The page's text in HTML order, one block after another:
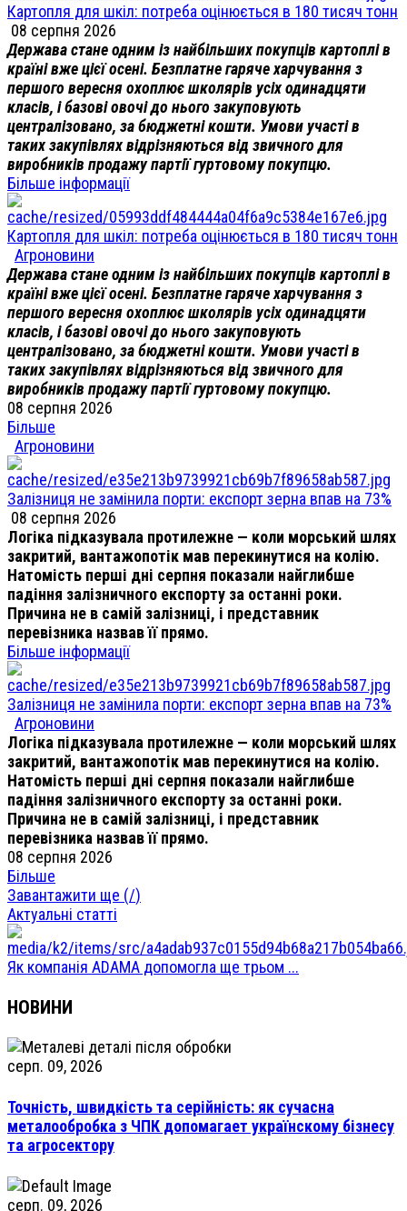
Картопля для шкіл: потреба оцінюється в 180 тисяч тонн
08 серпня 2026
Держава стане одним із найбільших покупців картоплі в
країні вже цієї осені. Безплатне гаряче харчування з
першого вересня охоплює школярів усіх одинадцяти
класів, і базові овочі до нього закуповують
централізовано, за бюджетні кошти. Умови участі в
таких закупівлях відрізняються від звичного для
виробників продажу партії гуртовому покупцю.
Більше інформації
Картопля для шкіл: потреба оцінюється в 180 тисяч тонн
Агроновини
Держава стане одним із найбільших покупців картоплі в
країні вже цієї осені. Безплатне гаряче харчування з
першого вересня охоплює школярів усіх одинадцяти
класів, і базові овочі до нього закуповують
централізовано, за бюджетні кошти. Умови участі в
таких закупівлях відрізняються від звичного для
виробників продажу партії гуртовому покупцю.
08 серпня 2026
Більше
Агроновини
Залізниця не замінила порти: експорт зерна впав на 73%
08 серпня 2026
Логіка підказувала протилежне — коли морський шлях
закритий, вантажопотік мав перекинутися на колію.
Натомість перші дні серпня показали найглибше
падіння залізничного експорту за останні роки.
Причина не в самій залізниці, і представник
перевізника назвав її прямо.
Більше інформації
Залізниця не замінила порти: експорт зерна впав на 73%
Агроновини
Логіка підказувала протилежне — коли морський шлях
закритий, вантажопотік мав перекинутися на колію.
Натомість перші дні серпня показали найглибше
падіння залізничного експорту за останні роки.
Причина не в самій залізниці, і представник
перевізника назвав її прямо.
08 серпня 2026
Більше
Завантажити ще (/)
Актуальні статті
Як компанія ADAMA допомогла ще трьом ...
НОВИНИ
серп. 09, 2026
Точність, швидкість та серійність: як сучасна
металообробка з ЧПК допомагает українскому бізнесу
та агросектору
серп. 09, 2026